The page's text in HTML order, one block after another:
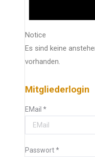
Notice
Es sind keine
vorhanden.
Mitgliederlogin
EMail *
Passwort*